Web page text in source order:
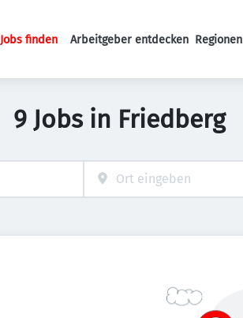
Haupt-Navigation
Jobs finden Arbeitgeber entdecken Regionen
9 Jobs in Friedberg